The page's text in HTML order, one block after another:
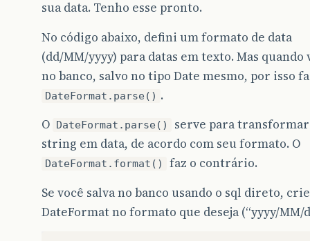
sua data. Tenho esse pronto.
No código abaixo, defini um formato de data
(dd/MM/yyyy) para datas em texto. Mas quando
no banco, salvo no tipo Date mesmo, por isso
DateFormat.parse() .
O DateFormat.parse()
serve para
string em data, de acordo com seu formato. O
DateFormat.format()
faz o contrário.
Se você salva no banco usando o sql direto,
DateFormat no formato que deseja (“yyyy/MM/